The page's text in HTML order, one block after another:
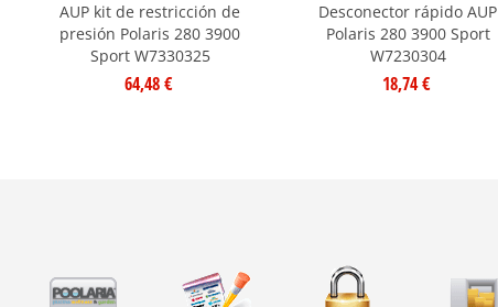
AUP kit de restricción de
presión Polaris 280 3900
Sport W7330325
64,48 €
Desconector rápido AUP
Polaris 280 3900 Sport
W7230304
18,74 €